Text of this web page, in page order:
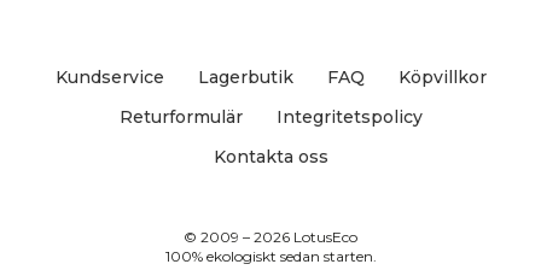
Kundservice Lagerbutik FAQ
Köpvillkor
Returformulär
Integritetspolicy
Kontakta oss
© 2009 – 2026 LotusEco
100% ekologiskt sedan starten.